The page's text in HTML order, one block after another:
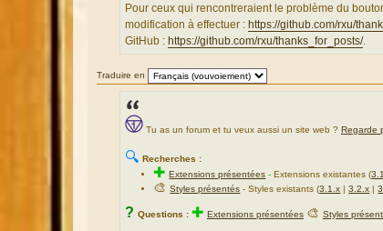
e
d
u
e
a
e
Pour ceux qui rencontreraient le problème du
modification à effectuer : https://github.com/rxu/
GitHub : https://github.com/rxu/thanks_for_posts/.
Traduire en
Tu as un forum et tu veux aussi un site web ? Regarde
🔍 Recherches :
✚Extensions présentées -Extensions existantes (
🎨Styles présentés - Styles existants (3.1.x |3.2.x |
? Questions : ✚ Extensions présentées 🎨 Styles